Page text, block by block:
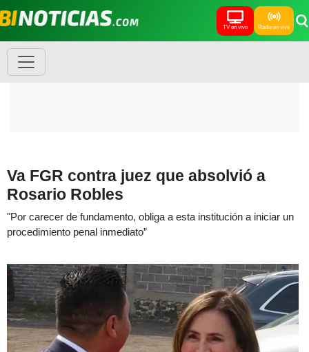
TV en vivo Radio en vivo
Va FGR contra juez que absolvió a
Rosario Robles
"Por carecer de fundamento, obliga a esta institución a iniciar un
procedimiento penal inmediato”